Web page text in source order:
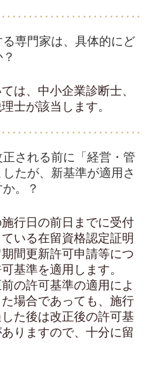
専門家は、具体的にど
は、中小企業診断士、
士が該当します。
正される前に「経営・管
たが、新基準が適用さ
。
？
行日の前日までに受付
いる在留資格認定証明
間更新許可申請等につ
基準を適用します。
許可基準の適用によ
場合であっても、施行
た後は改正後の許可基
りますので、十分に留